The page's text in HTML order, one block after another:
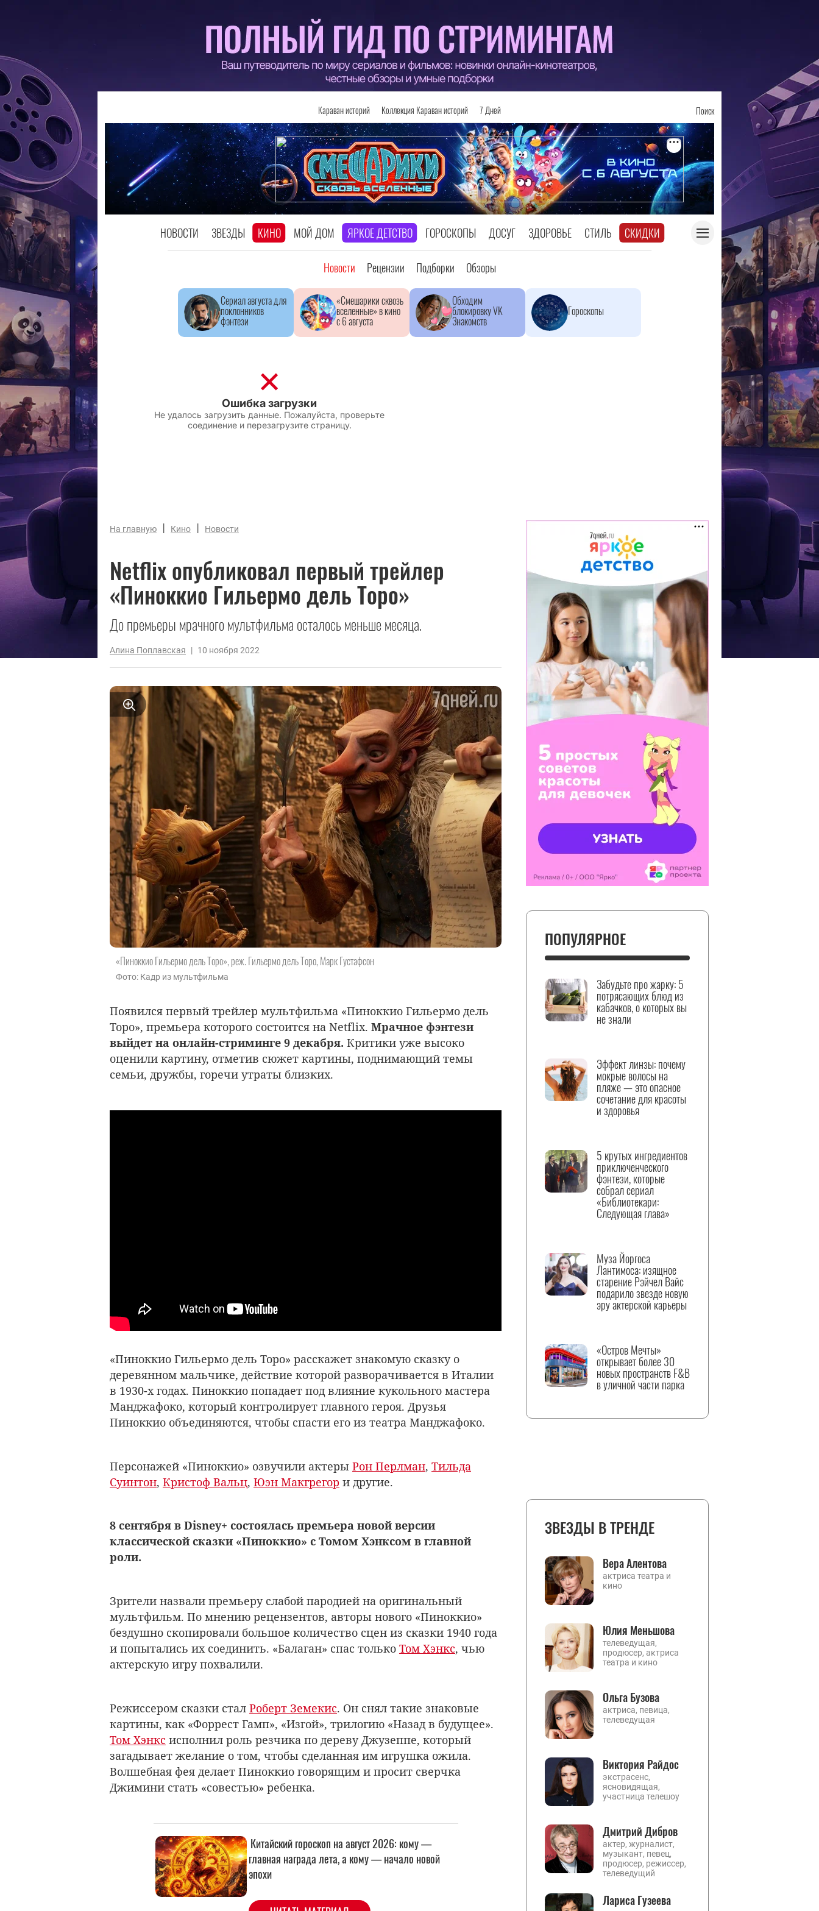
Караван историй Коллекция Караван историй 7 Дней Поиск
НОВОСТИ ЗВЕЗДЫ КИНО МОЙ ДОМ ЯРКОЕ ДЕТСТВО ГОРОСКОПЫ ДОСУГ ЗДОРОВЬЕ СТИЛЬ СКИДКИ
Новости Рецензии Подборки Обзоры
Сериал августа для
поклонников
фэнтези
«Смешарики сквозь
вселенные» в кино
с 6 августа
Обходим
блокировку VK
Знакомств
Гороскопы
На главную | Кино | Новости
Netflix опубликовал первый трейлер
«Пиноккио Гильермо дель Торо»
До премьеры мрачного мультфильма осталось меньше месяца.
Алина Поплавская | 10 ноября 2022
«Пиноккио Гильермо дель Торо», реж. Гильермо дель Торо, Марк Густафсон
Фото: Кадр из мультфильма
Появился первый трейлер мультфильма «Пиноккио Гильермо дель
Торо», премьера которого состоится на Netflix. Мрачное фэнтези
выйдет на онлайн-стриминге 9 декабря. Критики уже высоко
оценили картину, отметив сюжет картины, поднимающий темы
семьи, дружбы, горечи утраты близких.
«Пиноккио Гильермо дель Торо» расскажет знакомую сказку о
деревянном мальчике, действие которой разворачивается в Италии
в 1930-х годах. Пиноккио попадает под влияние кукольного мастера
Манджафоко, который контролирует главного героя. Друзья
Пиноккио объединяются, чтобы спасти его из театра Манджафоко.
Персонажей «Пиноккио» озвучили актеры Рон Перлман, Тильда
Суинтон, Кристоф Вальц, Юэн Макгрегор и другие.
8 сентября в Disney+ состоялась премьера новой версии
классической сказки «Пиноккио» с Томом Хэнксом в главной
роли.
Зрители назвали премьеру слабой пародией на оригинальный
мультфильм. По мнению рецензентов, авторы нового «Пиноккио»
бездушно скопировали большое количество сцен из сказки 1940 года
и попытались их соединить. «Балаган» спас только Том Хэнкс, чью
актерскую игру похвалили.
Режиссером сказки стал Роберт Земекис. Он снял такие знаковые
картины, как «Форрест Гамп», «Изгой», трилогию «Назад в будущее».
Том Хэнкс исполнил роль резчика по дереву Джузеппе, который
загадывает желание о том, чтобы сделанная им игрушка ожила.
Волшебная фея делает Пиноккио говорящим и просит сверчка
Джимини стать «совестью» ребенка.
ПОПУЛЯРНОЕ
Забудьте про жарку: 5
потрясающих блюд из
кабачков, о которых вы
не знали
Эффект линзы: почему
мокрые волосы на
пляже — это опасное
сочетание для красоты
и здоровья
5 крутых ингредиентов
приключенческого
фэнтези, которые
собрал сериал
«Библиотекари:
Следующая глава»
Муза Йоргоса
Лантимоса: изящное
старение Рэйчел Вайс
подарило звезде новую
эру актерской карьеры
«Остров Мечты»
открывает более 30
новых пространств F&B
в уличной части парка
ЗВЕЗДЫ В ТРЕНДЕ
Вера Алентова
актриса театра и
кино
Юлия Меньшова
телеведущая,
продюсер, актриса
театра и кино
Ольга Бузова
актриса, певица,
телеведущая
Виктория Райдос
экстрасенс,
ясновидящая,
участница телешоу
Дмитрий Дибров
актер, журналист,
музыкант, певец,
продюсер, режиссер,
телеведущий
Лариса Гузеева